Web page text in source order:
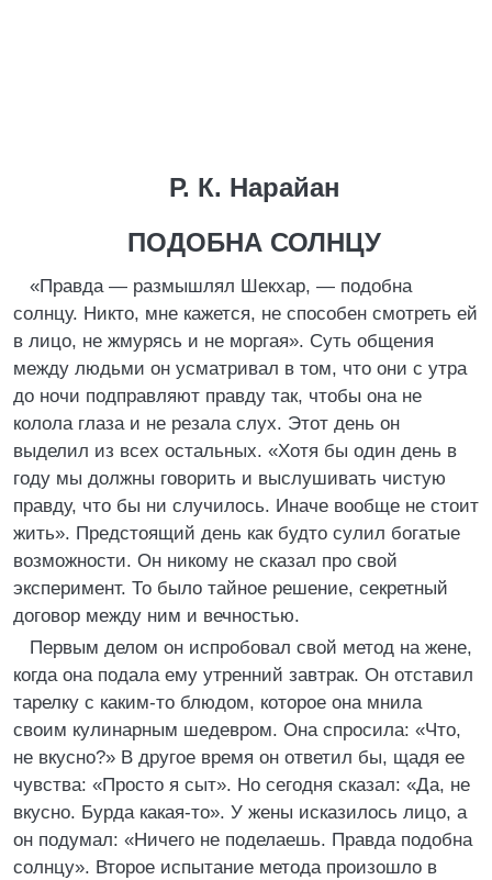
Р. К. Нарайан
ПОДОБНА СОЛНЦУ
«Правда — размышлял Шекхар, — подобна
солнцу. Никто, мне кажется, не способен смотреть ей
в лицо, не жмурясь и не моргая». Суть общения
между людьми он усматривал в том, что они с утра
до ночи подправляют правду так, чтобы она не
колола глаза и не резала слух. Этот день он
выделил из всех остальных. «Хотя бы один день в
году мы должны говорить и выслушивать чистую
правду, что бы ни случилось. Иначе вообще не стоит
жить». Предстоящий день как будто сулил богатые
возможности. Он никому не сказал про свой
эксперимент. То было тайное решение, секретный
договор между ним и вечностью.
Первым делом он испробовал свой метод на жене,
когда она подала ему утренний завтрак. Он отставил
тарелку с каким-то блюдом, которое она мнила
своим кулинарным шедевром. Она спросила: «Что,
не вкусно?» В другое время он ответил бы, щадя ее
чувства: «Просто я сыт». Но сегодня сказал: «Да, не
вкусно. Бурда какая-то». У жены исказилось лицо, а
он подумал: «Ничего не поделаешь. Правда подобна
солнцу». Второе испытание метода произошло в